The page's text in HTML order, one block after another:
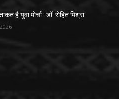
है युवा मोर्चा : डॉ. रोहित मिश्रा